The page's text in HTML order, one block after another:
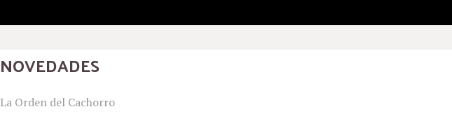
NOVEDADES
La Orden del Cachorro